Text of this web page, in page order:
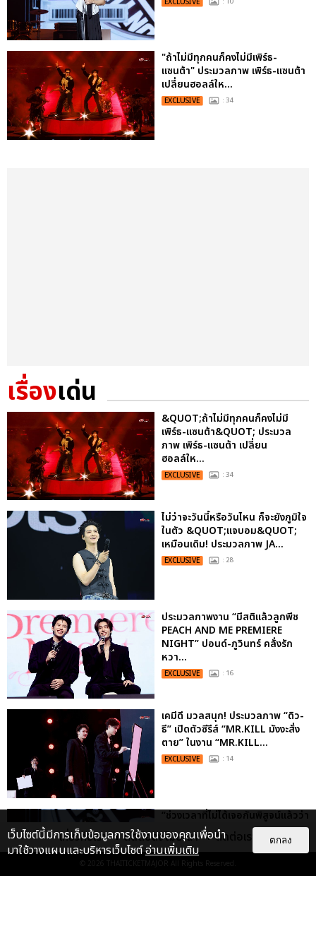
"ถ้าไม่มีทุกคนก็คงไม่มีเพิร์ธ-
แซนต้า" ประมวลภาพ เพิร์ธ-แซนต้า
เปลี่ยนฮอลล์ให...
EXCLUSIVE : 34
เรื่องเด่น
&QUOT;ถ้าไม่มีทุกคนก็คงไม่มี
เพิร์ธ-แซนต้า&QUOT; ประมวล
ภาพ เพิร์ธ-แซนต้า เปลี่ยน
ฮอลล์ให...
EXCLUSIVE : 34
ไม่ว่าจะวันนี้หรือวันไหน ก็จะยังภูมิใจ
ในตัว &QUOT;แจบอม&QUOT;
เหมือนเดิม! ประมวลภาพ JA...
EXCLUSIVE : 28
ประมวลภาพงาน “มีสติแล้วลูกพีช
PEACH AND ME PREMIERE
NIGHT” ปอนด์-ภูวินทร์ คลั่งรัก
หวา...
EXCLUSIVE : 16
เคมีดี มวลสนุก! ประมวลภาพ “ดิว-
ธี” เปิดตัวซีรีส์ “MR.KILL มังงะสั่ง
ตาย” ในงาน “MR.KILL...
EXCLUSIVE : 14
“ช่วงเวลาที่ไม่ได้เจอกันพิสูจน์แล้วว่า
รักแท้จะไม่มีวันจางหาย” ประมวล
ภาพ JAEHYUN กับแฟน...
EXCLUSIVE
เกี่ยวกับเรา ติดต่อลงโฆษณา ติดต่อเรา
© 2026 THAITICKETMAJOR All Rights Reserved.
เว็บไซต์นี้มีการเก็บข้อมูลการใช้งานของคุณเพื่อนำ
มาใช้วางแผนและบริหารเว็บไซต์อ่านเพิ่มเติม
ตกลง